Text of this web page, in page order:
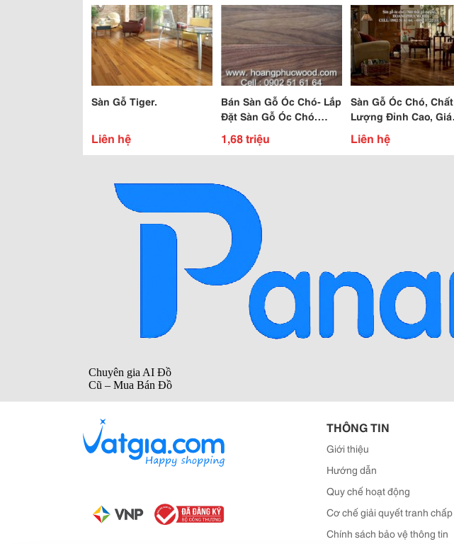
Sàn Gỗ Tiger.
Liên hệ
Bán Sàn Gỗ Óc Chó- Lắp
Đặt Sàn Gỗ Óc Chó.
0902 51 61 64. Hp
1,68 triệu
Sàn Gỗ Óc Chó, Chất
Lượng Đỉnh Cao, Giá
Thàng Hợp Lý.
Liên hệ
THÔNG TIN
Giới thiệu
Hướng dẫn
Quy chế hoạt động
Cơ chế giải quyết tranh chấp
Chính sách bảo vệ thông tin